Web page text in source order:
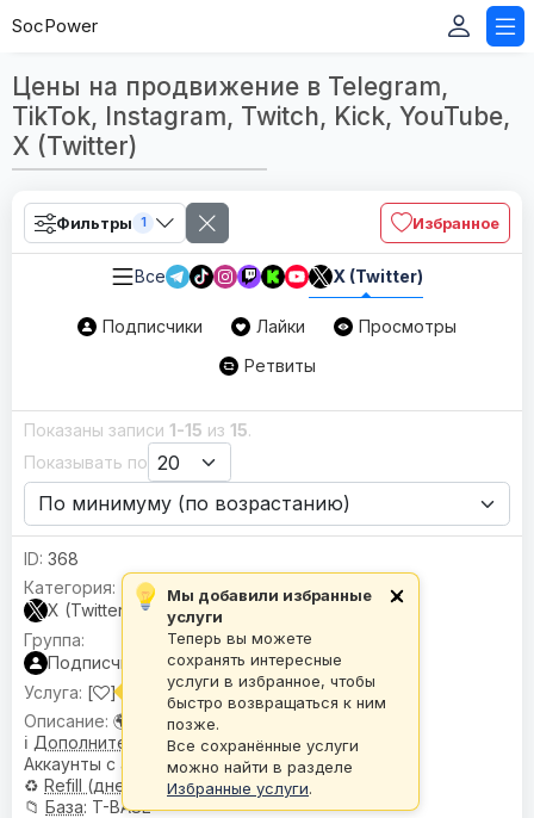
SocPower
Цены на продвижение в Telegram,
TikTok, Instagram, Twitch, Kick, YouTube,
X (Twitter)
Фильтры 1 Избранное
Все X (Twitter)
Подписчики Лайки
Просмотры
Ретвиты
Показаны записи 1-15 из 15.
Показывать по
368
X (Twitter)
Подписчики
[
] Подписчики | 🌍 Гео:Микс •♻️30
🌍
География
ℹ️ Дополнительное описание:
Аккаунты с аватарами.
♻️ Refill (дней)
: 30
📁 База: T-BASE
Мы добавили избранные
услуги
Теперь вы можете
сохранять интересные
услуги в избранное, чтобы
быстро возвращаться к ним
позже.
Все сохранённые услуги
можно найти в разделе
Избранные услуги.
×